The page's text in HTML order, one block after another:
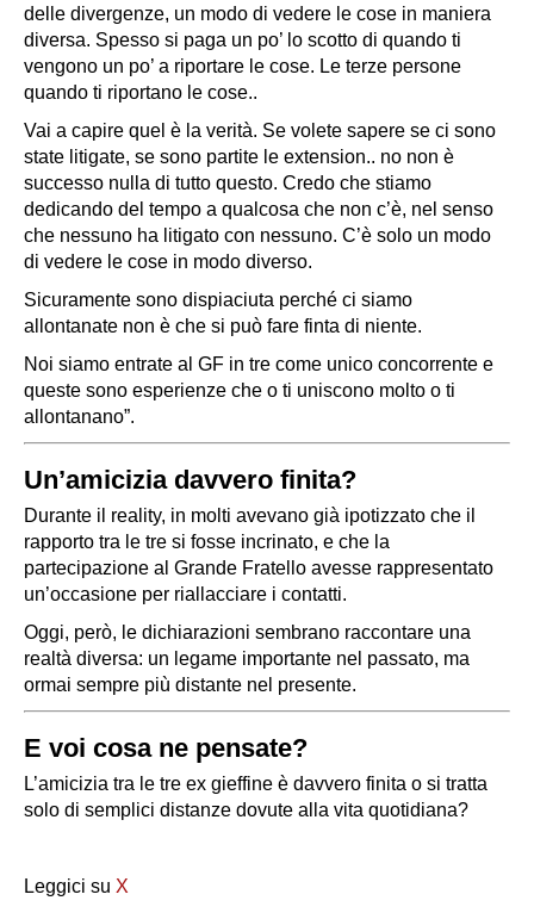
delle divergenze, un modo di vedere le cose in maniera
diversa. Spesso si paga un po’ lo scotto di quando ti
vengono un po’ a riportare le cose. Le terze persone
quando ti riportano le cose..
Vai a capire quel è la verità. Se volete sapere se ci sono
state litigate, se sono partite le extension.. no non è
successo nulla di tutto questo. Credo che stiamo
dedicando del tempo a qualcosa che non c’è, nel senso
che nessuno ha litigato con nessuno. C’è solo un modo
di vedere le cose in modo diverso.
Sicuramente sono dispiaciuta perché ci siamo
allontanate non è che si può fare finta di niente.
Noi siamo entrate al GF in tre come unico concorrente e
queste sono esperienze che o ti uniscono molto o ti
allontanano”.
Un’amicizia davvero finita?
Durante il reality, in molti avevano già ipotizzato che il
rapporto tra le tre si fosse incrinato, e che la
partecipazione al Grande Fratello avesse rappresentato
un’occasione per riallacciare i contatti.
Oggi, però, le dichiarazioni sembrano raccontare una
realtà diversa: un legame importante nel passato, ma
ormai sempre più distante nel presente.
E voi cosa ne pensate?
L’amicizia tra le tre ex gieffine è davvero finita o si tratta
solo di semplici distanze dovute alla vita quotidiana?
Leggici su X